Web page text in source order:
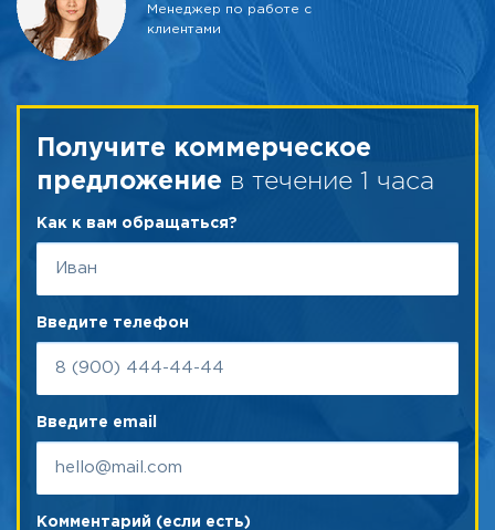
Менеджер по работе с
клиентами
Получите коммерческое
предложение в течение 1 часа
Как к вам обращаться?
Введите телефон
Введите email
Комментарий (если есть)